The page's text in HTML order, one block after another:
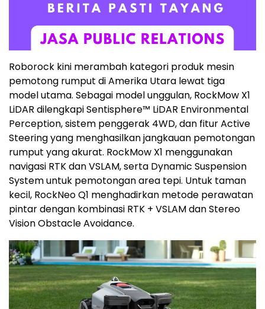
Roborock kini merambah kategori produk mesin
pemotong rumput di Amerika Utara lewat tiga
model utama. Sebagai model unggulan, RockMow X1
LiDAR dilengkapi Sentisphere™ LiDAR Environmental
Perception, sistem penggerak 4WD, dan fitur Active
Steering yang menghasilkan jangkauan pemotongan
rumput yang akurat. RockMow X1 menggunakan
navigasi RTK dan VSLAM, serta Dynamic Suspension
System untuk pemotongan area tepi. Untuk taman
kecil, RockNeo Q1 menghadirkan metode perawatan
pintar dengan kombinasi RTK + VSLAM dan Stereo
Vision Obstacle Avoidance.